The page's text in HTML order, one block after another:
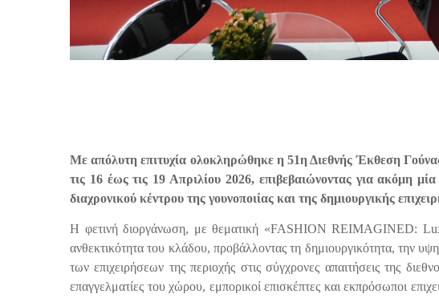
Με απόλυτη επιτυχία ολοκληρώθηκε η51η Διεθνής Έκθεση
τις 16 έως τις 19 Απριλίου 2026, επιβεβαιώνοντας για ακόμη
διαχρονικού κέντρου της γουνοποιίας και της δημιουργικής
Η φετινή διοργάνωση, με θεματική «FASHION REIMAGINED:
ανθεκτικότητα του κλάδου, προβάλλοντας τη δημιουργικότητα, την
των επιχειρήσεων της περιοχής στις σύγχρονες απαιτήσεις της
επαγγελματίες του χώρου, εμπορικοί επισκέπτες και εκπρόσωποι